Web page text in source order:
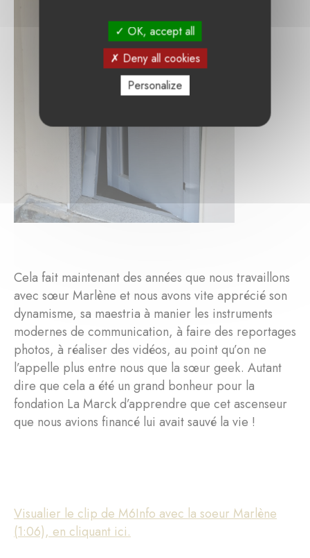
Cela fait maintenant des années que nous travaillons
avec sœur Marlène et nous avons vite apprécié son
dynamisme, sa maestria à manier les instruments
modernes de communication, à faire des reportages
photos, à réaliser des vidéos, au point qu’on ne
l’appelle plus entre nous que la sœur geek. Autant
dire que cela a été un grand bonheur pour la
fondation La Marck d’apprendre que cet ascenseur
que nous avions financé lui avait sauvé la vie !
Visualier le clip de M6Info avec la soeur Marlène
(1:06), en cliquant ici.
OK, accept all
Deny all cookies
Personalize